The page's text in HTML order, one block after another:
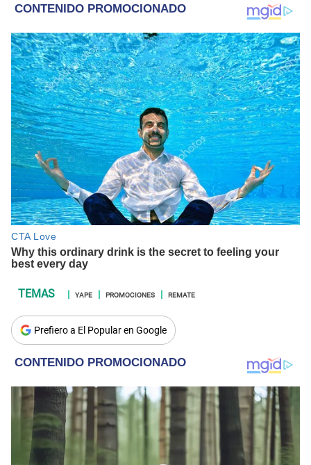
YAPE PROMOCIONES REMATE
Prefiero a El Popular en Google